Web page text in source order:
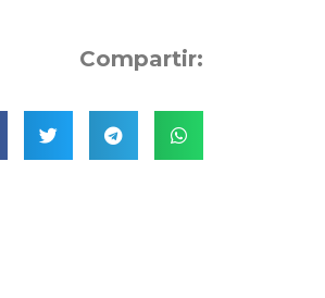
Compartir: